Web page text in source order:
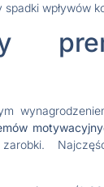
spadki wpływów